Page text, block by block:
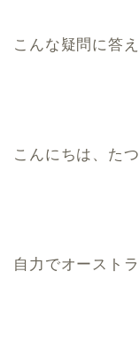
こんな疑問に答
こんにちは、たつ
自力でオースト